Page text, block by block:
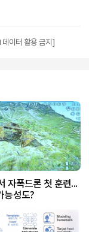
이터 활용 금지]
자폭드론 첫 훈련...
능성도?